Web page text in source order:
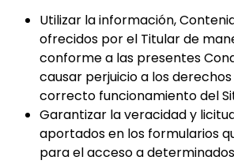
Utilizar la información,
ofrecidos por el Titular de
conforme a las presentes
causar perjuicio a los
correcto funcionamiento del
Garantizar la veracidad y
aportados en los formularios
para el acceso a